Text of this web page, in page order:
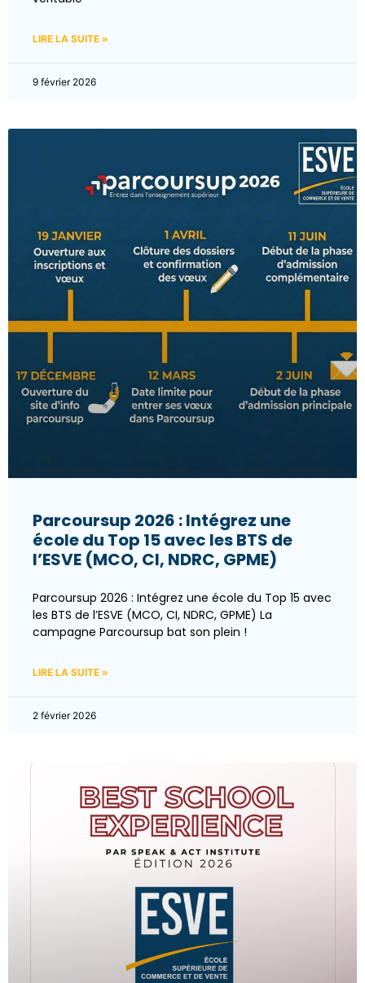
LIRE LA SUITE »
9 février 2026
Parcoursup 2026 : Intégrez une
école du Top 15 avec les BTS de
l’ESVE (MCO, CI, NDRC, GPME)
Parcoursup 2026 : Intégrez une école du Top 15 avec
les BTS de l’ESVE (MCO, CI, NDRC, GPME) La
campagne Parcoursup bat son plein !
LIRE LA SUITE »
2 février 2026